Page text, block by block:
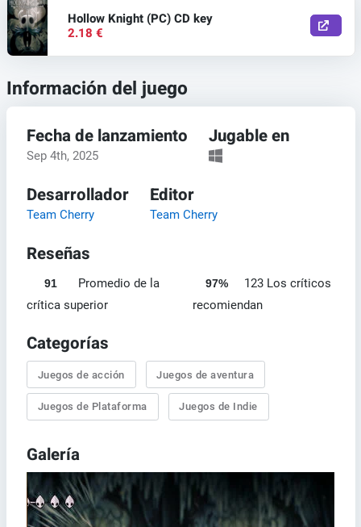
Hollow Knight (PC) CD key
2.18 €
Información del juego
Fecha de lanzamiento
Sep 4th, 2025
Jugable en
Desarrollador
Team Cherry
Editor
Team Cherry
Reseñas
91
Promedio de la
crítica superior
97%
123 Los críticos
recomiendan
Categorías
Juegos de acción Juegos de aventura
Juegos de Plataforma Juegos de Indie
Galería